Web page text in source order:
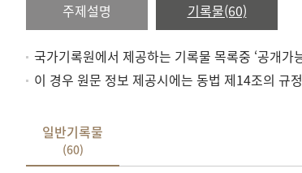
주제설명 기록물(60)
국가기록원에서 제공하는 기록물 목록중 ‘공개
이 경우 원문 정보 제공시에는 동법 제14조의 규
일반기록물
(60)